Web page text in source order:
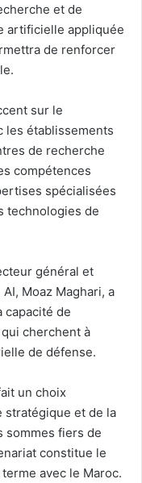
et de
artificielle appliquée
de renforcer
sur le
les établissements
de recherche
compétences
spécialisées
technologies de
général et
Moaz Maghari, a
capacité de
cherchent à
de défense.
un choix
stratégique et de la
sommes fiers de
constitue le
avec le Maroc.